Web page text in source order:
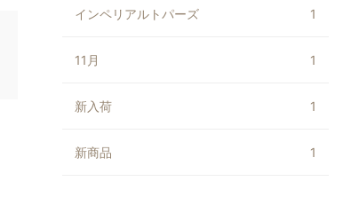
インペリアルトパーズ 1
11月 1
新入荷 1
新商品 1